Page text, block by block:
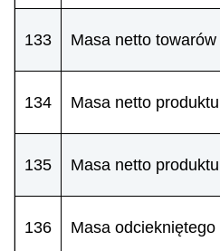
133 Masa netto
134 Masa netto
135 Masa netto
136 Masa